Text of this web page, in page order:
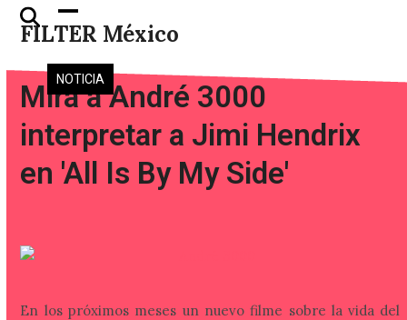
Skip
FILTER México
Open
mobile
menu
Close
mobile
menu
NOTICIA
Mira a André 3000
interpretar a Jimi Hendrix
en 'All Is By My Side'
En los próximos meses un nuevo filme sobre la vida del